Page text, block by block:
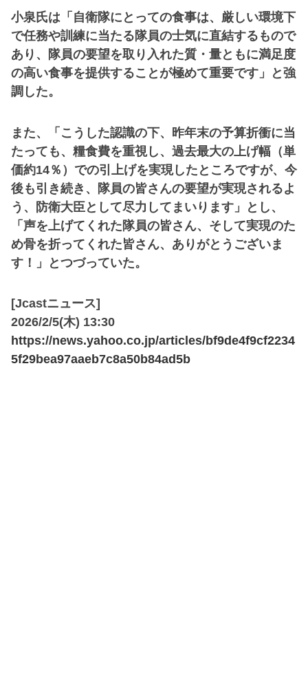
小泉氏は「自衛隊にとっての食事は、厳しい環境下
で任務や訓練に当たる隊員の士気に直結するもので
あり、隊員の要望を取り入れた質・量ともに満足度
の高い食事を提供することが極めて重要です」と強
調した。
また、「こうした認識の下、昨年末の予算折衝に当
たっても、糧食費を重視し、過去最大の上げ幅（単
価約14％）での引上げを実現したところですが、今
後も引き続き、隊員の皆さんの要望が実現されるよ
う、防衛大臣として尽力してまいります」とし、
「声を上げてくれた隊員の皆さん、そして実現のた
め骨を折ってくれた皆さん、ありがとうございま
す！」とつづっていた。
[Jcastニュース]
2026/2/5(木) 13:30
https://news.yahoo.co.jp/articles/bf9de4f9cf2234
5f29bea97aaeb7c8a50b84ad5b